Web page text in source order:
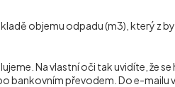
objemu odpadu (m3), který z
Na vlastní oči tak uvidíte, že
bankovním převodem. Do e-mailu